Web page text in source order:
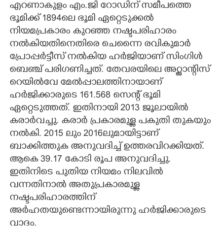
എറണാകുളം എം.ജി റോഡിന് സമീപത്തെ
ഭൂമിക്ക് 1894ലെ ഭൂമി ഏറ്റെടുക്കൽ
നിയമപ്രകാരം കുറഞ്ഞ നഷ്ടപരിഹാരം
നൽകിയതിനെതിരെ ചെന്നൈ രവികുമാർ
പ്രോപ്പർട്ടീസ് നൽകിയ ഹർജിയാണ് സിംഗിൾ
ബെഞ്ച് പരിഗണിച്ചത്. തേവരയിലെ അറ്റ്ലാന്റിസ്
റെയിൽവേ മേൽപ്പാലത്തിനായാണ്
ഹർജിക്കാരുടെ 161.568 സെന്റ് ഭൂമി
ഏറ്റെടുത്തത്. ഇതിനായി 2013 ജൂലായിൽ
കരാർവച്ചു. കരാർ പ്രകാരമുള്ള പകുതി തുകയും
നൽകി. 2015 ലും 2016ലുമായിട്ടാണ്
ബാക്കിത്തുക അനുവദിച്ച് ഉത്തരവിറക്കിയത്.
ആകെ 39.17 കോടി രൂപ അനുവദിച്ചു.
ഇതിനിടെ പുതിയ നിയമം നിലവിൽ
വന്നതിനാൽ അതുപ്രകാരമുള്ള
നഷ്ടപരിഹാരത്തിന്
അർഹതയുണ്ടെന്നായിരുന്നു ഹർജിക്കാരുടെ
വാദം.